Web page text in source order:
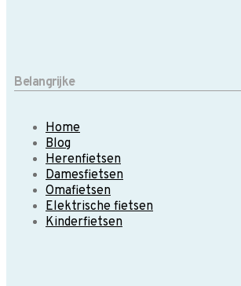
Belangrijke
Home
Blog
Herenfietsen
Damesfietsen
Omafietsen
Elektrische fietsen
Kinderfietsen